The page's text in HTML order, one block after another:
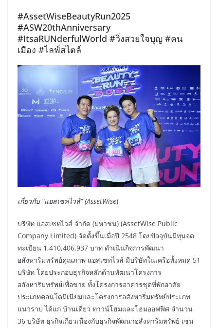
#AssetWiseBeautyRun2025
#ASW20thAnniversary
#ItsaRUNderfulWorld #วิ่งสวยใจบุญ #คน
เมือง #ไลฟ์สไตล์
เกี่ยวกับ “แอสเซทไวส์” (AssetWise)
บริษัท แอสเซทไวส์ จำกัด (มหาชน) (AssetWise Public
Company Limited) จัดตั้งขึ้นเมื่อปี 2548 โดยปัจจุบันมีทุนจด
ทะเบียน 1,410,406,937 บาท ดำเนินกิจการพัฒนา
อสังหาริมทรัพย์คุณภาพ แอสเซทไวส์ มีบริษัทในเครือทั้งหมด 51
บริษัท โดยประกอบธุรกิจหลักด้านพัฒนาโครงการ
อสังหาริมทรัพย์เพื่อขาย ทั้งโครงการอาคารชุดที่พักอาศัย
ประเภทคอนโดมิเนียมและโครงการอสังหาริ่มทรัพย์ประเภท
แนวราบ ได้แก่ บ้านเดี่ยว ทาวน์โฮมและโฮมออฟฟิศ จำนวน
36 บริษัท ธุรกิจเกี่ยวเนื่องกับธุรกิจพัฒนาอสังหาริมทรัพย์ เช่น